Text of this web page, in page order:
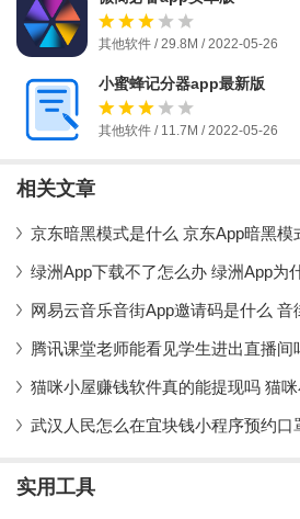
其他软件 / 29.8M / 2022-05-26
小蜜蜂记分器app最新版
其他软件 / 11.7M / 2022-05-26
相关文章
京东暗黑模式是什么 京东App暗黑模
绿洲App下载不了怎么办 绿洲App为
网易云音乐音街App邀请码是什么
猫咪小屋赚钱软件真的能提现吗 猫
实用工具